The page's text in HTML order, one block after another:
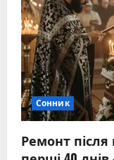
Сонник
Ремонт після